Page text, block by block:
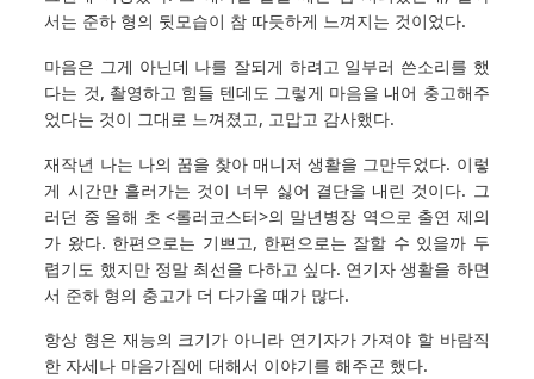
서는 준하 형의 뒷모습이 참 따듯하게 느껴지는 것이었다.
마음은 그게 아닌데 나를 잘되게 하려고 일부러 쓴소리를 했
다는 것, 촬영하고 힘들 텐데도 그렇게 마음을 내어 충고해주
었다는 것이 그대로 느껴졌고, 고맙고 감사했다.
재작년 나는 나의 꿈을 찾아 매니저 생활을 그만두었다. 이렇
게 시간만 흘러가는 것이 너무 싫어 결단을 내린 것이다. 그
러던 중 올해 초 <롤러코스터>의 말년병장 역으로 출연 제의
가 왔다. 한편으로는 기쁘고, 한편으로는 잘할 수 있을까 두
렵기도 했지만 정말 최선을 다하고 싶다. 연기자 생활을 하면
서 준하 형의 충고가 더 다가올 때가 많다.
항상 형은 재능의 크기가 아니라 연기자가 가져야 할 바람직
한 자세나 마음가짐에 대해서 이야기를 해주곤 했다.